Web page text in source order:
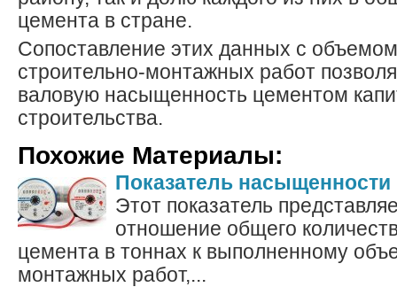
цемента в стране.
Сопоставление этих данных с
строительно-монтажных работ
валовую насыщенность цементом
строительства.
Похожие Материалы:
Показатель насыщенности
Этот показатель
отношение общего
цемента в тоннах к выполненному
монтажных работ,...